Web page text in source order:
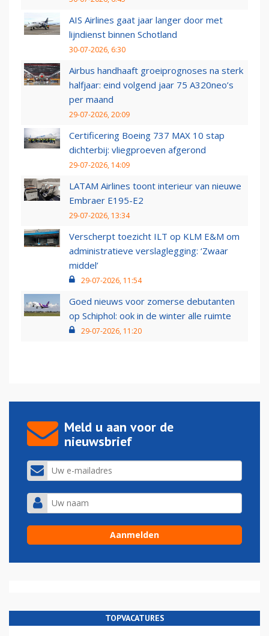
AIS Airlines gaat jaar langer door met
lijndienst binnen Schotland
30-07-2026, 6:30
Airbus handhaaft groeiprognoses na sterk
halfjaar: eind volgend jaar 75 A320neo’s
per maand
29-07-2026, 20:09
Certificering Boeing 737 MAX 10 stap
dichterbij: vliegproeven afgerond
29-07-2026, 14:09
LATAM Airlines toont interieur van nieuwe
Embraer E195-E2
29-07-2026, 13:34
Verscherpt toezicht ILT op KLM E&M om
administratieve verslaglegging: ‘Zwaar
middel’
29-07-2026, 11:54
Goed nieuws voor zomerse debutanten
op Schiphol: ook in de winter alle ruimte
29-07-2026, 11:20
Meld u aan voor de
nieuwsbrief
TOPVACATURES